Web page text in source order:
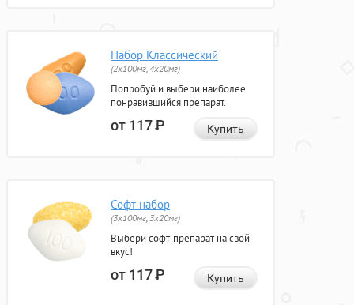
Набор Классический
(2x100мг, 4x20мг)
Попробуй и выбери наиболее
понравившийся препарат.
от 117Р Купить
Софт набор
(3x100мг, 3x20мг)
Выбери софт-препарат на свой
вкус!
от 117Р Купить